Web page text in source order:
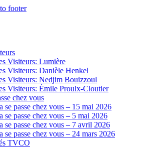
footer
Visiteurs: Lumière
Visiteurs: Danièle Henkel
Visiteurs: Nedjim Bouizzoul
Visiteurs: Émile Proulx-Cloutier
chez vous
se passe chez vous – 15 mai 2026
se passe chez vous – 5 mai 2026
se passe chez vous – 7 avril 2026
se passe chez vous – 24 mars 2026
TVCO